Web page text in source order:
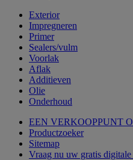
Exterior
Impregneren
Primer
Sealers/vulm
Voorlak
Aflak
Additieven
Olie
Onderhoud
EEN VERKOOPPUNT
Productzoeker
Sitemap
Vraag nu uw gratis digitale